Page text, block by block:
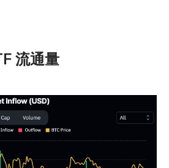
流通量